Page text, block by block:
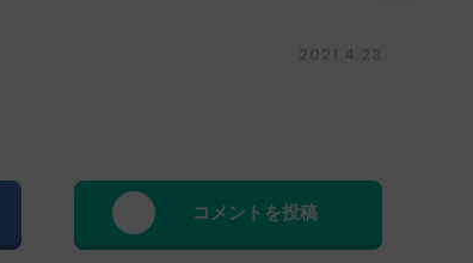
2021.4.23
コメントを投稿